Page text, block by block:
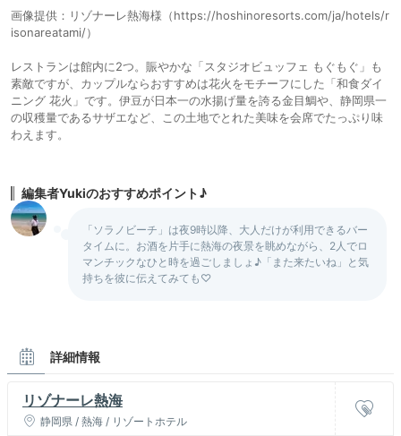
画像提供：リゾナーレ熱海様（https://hoshinoresorts.com/ja/hotels/r
isonareatami/）
レストランは館内に2つ。賑やかな「スタジオビュッフェ もぐもぐ」も
素敵ですが、カップルならおすすめは花火をモチーフにした「和食ダイ
ニング 花火」です。伊豆が日本一の水揚げ量を誇る金目鯛や、静岡県一
の収穫量であるサザエなど、この土地でとれた美味を会席でたっぷり味
わえます。
編集者Yukiのおすすめポイント♪
「ソラノビーチ」は夜9時以降、大人だけが利用できるバー
タイムに。お酒を片手に熱海の夜景を眺めながら、2人でロ
マンチックなひと時を過ごしましょ♪「また来たいね」と気
持ちを彼に伝えてみても♡
詳細情報
リゾナーレ熱海
静岡県 / 熱海 / リゾートホテル